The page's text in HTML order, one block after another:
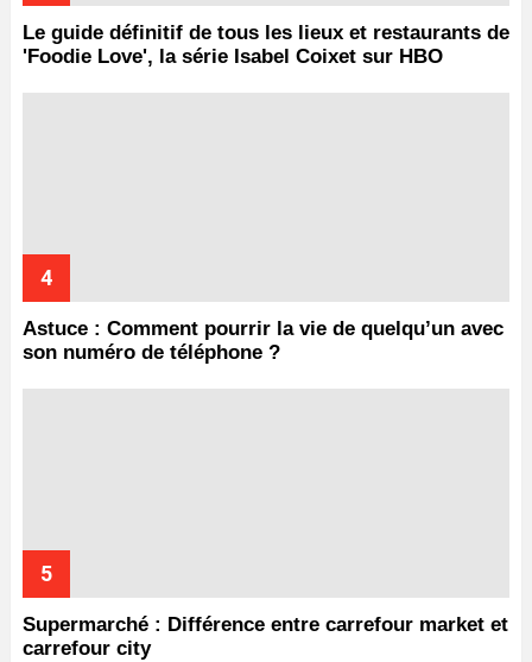
Le guide définitif de tous les lieux et restaurants de
'Foodie Love', la série Isabel Coixet sur HBO
Astuce : Comment pourrir la vie de quelqu’un avec
son numéro de téléphone ?
Supermarché : Différence entre carrefour market et
carrefour city